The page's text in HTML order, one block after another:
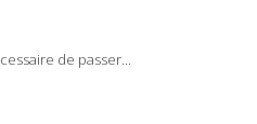
de passer...